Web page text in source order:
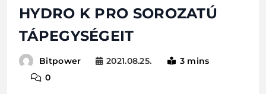
HYDRO K PRO SOROZATÚ
TÁPEGYSÉGEIT
Bitpower 2021.08.25.
3 mins
0